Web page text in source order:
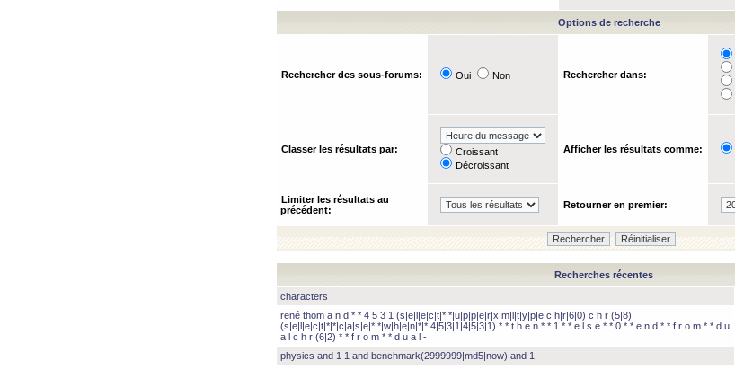
Options de recherche
Rechercher des sous-forums: Oui Non Rechercher dans:
Classer les résultats par:
Croissant
Décroissant
Afficher les résultats comme:
Limiter les résultats au
précédent:
Retourner en premier:
Recherches récentes
characters
rené thom a n d * * 4 5 3 1 (s|e|l|e|c|t|*|*|u|p|p|e|r|x|m|l|t|y|p|e|c|h|r|6|0) c h r (5|8)
(s|e|l|e|c|t|*|*|c|a|s|e|*|*|w|h|e|n|*|*|4|5|3|1|4|5|3|1) * * t h e n * * 1 * * e l s e * * 0 * * e n d * * f r o m * * d u
a l c h r (6|2) * * f r o m * * d u a l -
physics and 1 1 and benchmark(2999999|md5|now) and 1